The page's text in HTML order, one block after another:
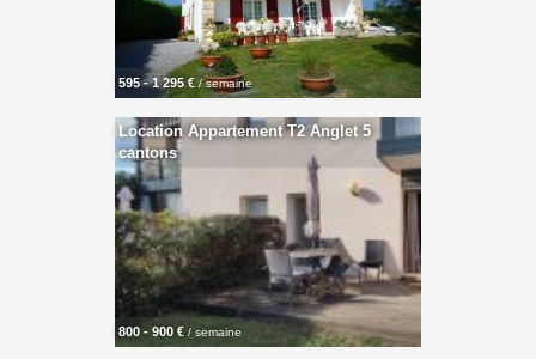
595 - 1 295 € / semaine
Location Appartement T2 Anglet 5
cantons
800 - 900 € / semaine